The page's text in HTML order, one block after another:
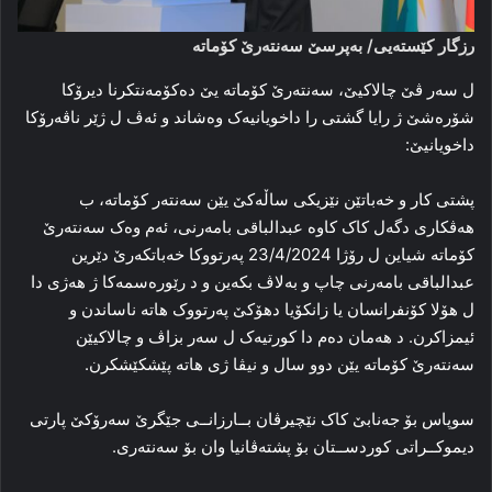
رزگار کێستەیی/ بەپرسێ سەنتەرێ کۆماتە
ل سەر ڤێ چالاکیێ، سه‌نته‌رێ کۆماته‌ یێ ده‌کۆمه‌نتکرنا دیرۆکا
شۆره‌شێ ژ رایا گشتی را داخویانیەک وەشاند و ئەڤ ل ژێر ناڤەرۆکا
داخویانیێ:
پشتی کار و خەباتێن نێزیکی ساڵەکێ یێن سەنتەر کۆماتە، ب
هەڤکاری دگەل کاک کاوە عبدالباقی بامەرنی، ئەم وەک سەنتەرێ
کۆماتە شیاین ل رۆژا 23/4/2024 پەرتووکا خەباتکەرێ دێرین
عبدالباقی بامەرنی چاپ و بەلاڤ بکەین و د رێورەسمەکا ژ هەژی دا
ل هۆلا کۆنفرانسان یا زانکۆیا دهۆکێ پەرتووک هاتە ناساندن و
ئیمزاکرن. د هەمان دەم دا کورتیەک ل سەر بزاڤ و چالاکیێن
سەنتەرێ کۆماتە یێن دوو سال و نیڤا ژی هاتە پێشکێشکرن.
سوپاس بۆ جەنابێ کاک نێچیرڤان بــارزانــی جێگرێ سەرۆکێ پارتی
دیموکــراتی کوردســتان بۆ پشتەڤانیا وان بۆ سەنتەری.